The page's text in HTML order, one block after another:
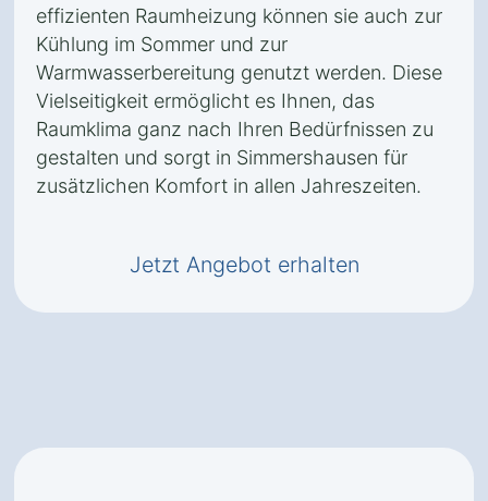
effizienten Raumheizung können sie auch zur
Kühlung im Sommer und zur
Warmwasserbereitung genutzt werden. Diese
Vielseitigkeit ermöglicht es Ihnen, das
Raumklima ganz nach Ihren Bedürfnissen zu
gestalten und sorgt in Simmershausen für
zusätzlichen Komfort in allen Jahreszeiten.
Jetzt Angebot erhalten